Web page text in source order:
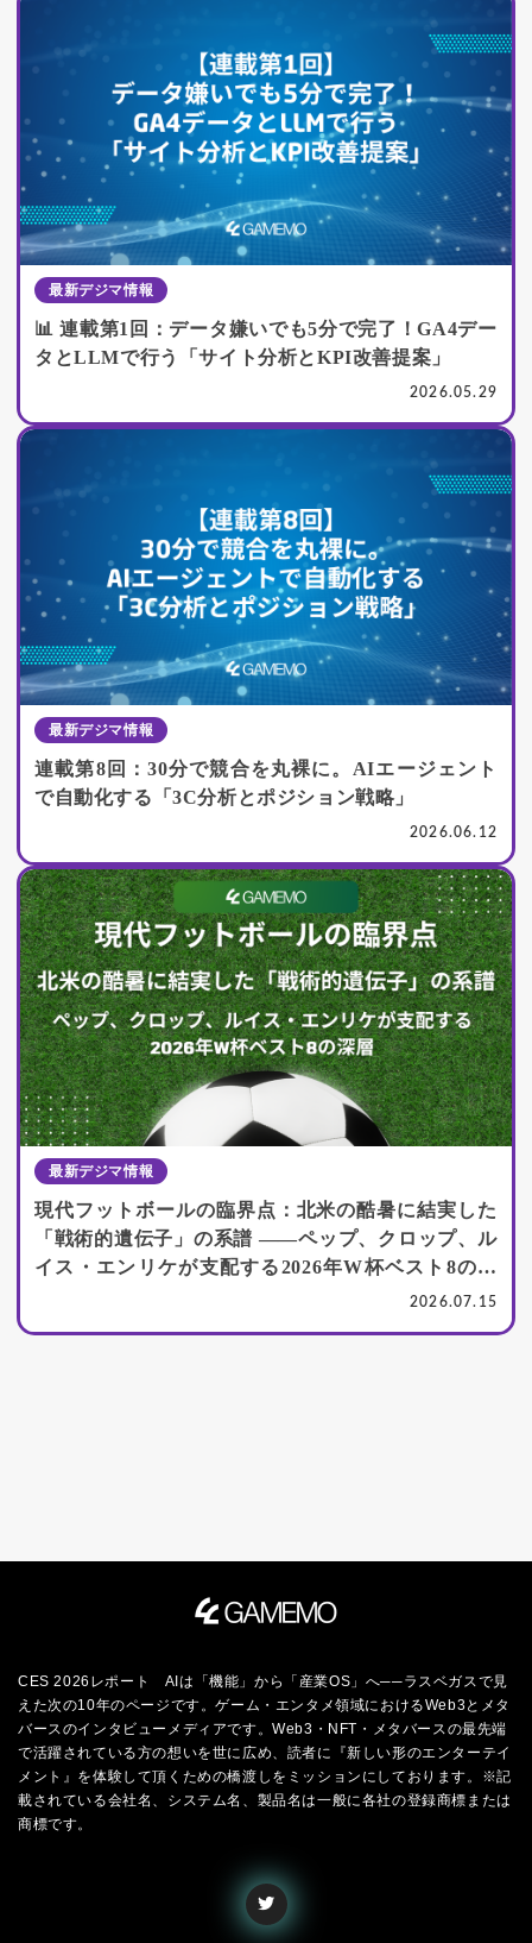
最新デジマ情報
📊 連載第1回：データ嫌いでも5分で完了！GA4デー
タとLLMで行う「サイト分析とKPI改善提案」
2026.05.29
最新デジマ情報
連載第8回：30分で競合を丸裸に。AIエージェント
で自動化する「3C分析とポジション戦略」
2026.06.12
最新デジマ情報
現代フットボールの臨界点：北米の酷暑に結実した
「戦術的遺伝子」の系譜 ――ペップ、クロップ、ル
イス・エンリケが支配する2026年W杯ベスト8の深
2026.07.15
CES 2026レポート AIは「機能」から「産業OS」へ──ラスベガスで見
えた次の10年のページです。ゲーム・エンタメ領域におけるWeb3とメタ
バースのインタビューメディアです。Web3・NFT・メタバースの最先端
で活躍されている方の想いを世に広め、読者に『新しい形のエンターテイ
メント』を体験して頂くための橋渡しをミッションにしております。※記
載されている会社名、システム名、製品名は一般に各社の登録商標または
商標です。